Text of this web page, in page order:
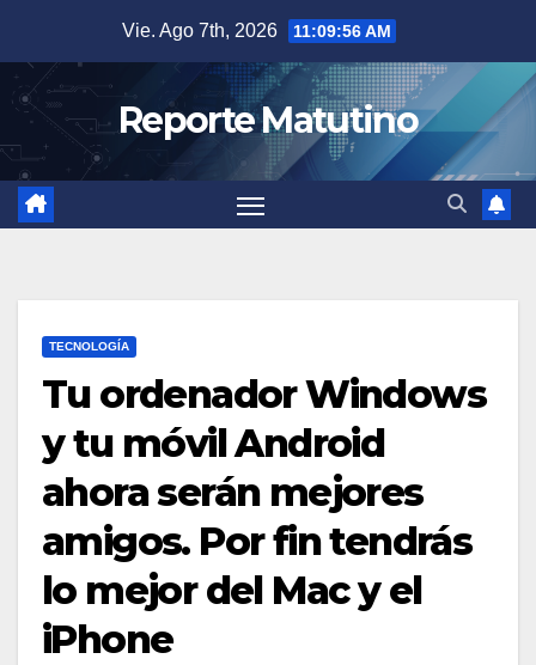
contenido
Vie. Ago 7th, 2026 11:09:57 AM
Reporte Matutino
TECNOLOGÍA
Tu ordenador Windows
y tu móvil Android
ahora serán mejores
amigos. Por fin tendrás
lo mejor del Mac y el
iPhone